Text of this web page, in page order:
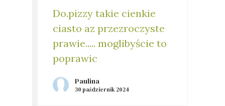
Do.pizzy takie cienkie
ciasto az przezroczyste
prawie..... moglibyście to
poprawic
Paulina
30 październik 2024